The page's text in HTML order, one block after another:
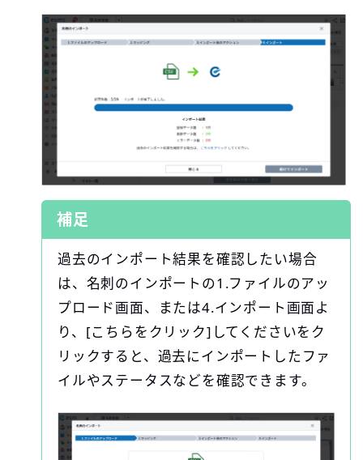
補足
過去のインポート結果を確認したい場合
は、名刺のインポートの1.ファイルのアッ
プロード画面、または4.インポート画面よ
り、[こちらをクリック]してくださいをク
リックすると、過去にインポートしたファ
イルやステータスなどを確認できます。